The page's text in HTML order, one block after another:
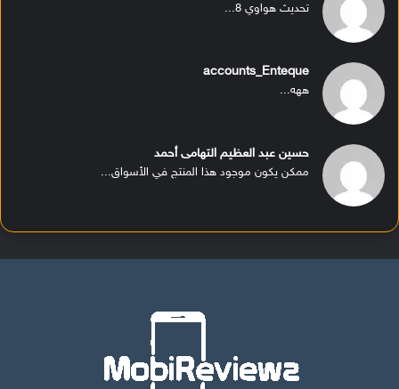
تحديث هواوي 8...
accounts_Enteque
ههه...
حسين عبد العظيم التهامى أحمد
ممكن يكون موجود هذا المنتج في الأسواق...